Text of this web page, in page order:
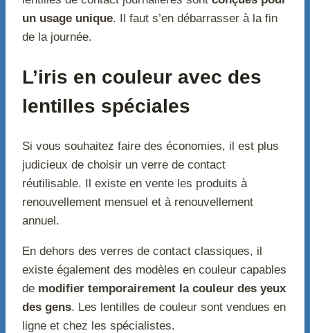
un usage unique. Il faut s’en débarrasser à la fin
de la journée.
L’iris en couleur avec des
lentilles spéciales
Si vous souhaitez faire des économies, il est plus
judicieux de choisir un verre de contact
réutilisable. Il existe en vente les produits à
renouvellement mensuel et à renouvellement
annuel.
En dehors des verres de contact classiques, il
existe également des modèles en couleur capables
de modifier temporairement la couleur des yeux
des gens. Les lentilles de couleur sont vendues en
ligne et chez les spécialistes.